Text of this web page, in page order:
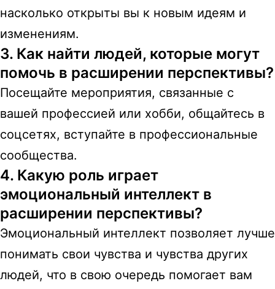
насколько открыты вы к новым идеям и
изменениям.
3. Как найти людей, которые могут
помочь в расширении перспективы?
Посещайте мероприятия, связанные с
вашей профессией или хобби, общайтесь в
соцсетях, вступайте в профессиональные
сообщества.
4. Какую роль играет
эмоциональный интеллект в
расширении перспективы?
Эмоциональный интеллект позволяет лучше
понимать свои чувства и чувства других
людей, что в свою очередь помогает вам